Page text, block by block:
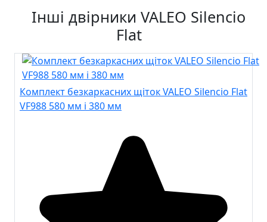
Інші двірники VALEO Silencio
Flat
Комплект безкаркасних щіток VALEO Silencio Flat
VF988 580 мм і 380 мм